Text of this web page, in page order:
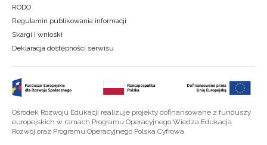
RODO
Regulamin publikowania informacji
Skargi i wnioski
Deklaracja dostępności serwisu
Ośrodek Rozwoju Edukacji realizuje projekty dofinansowane z funduszy
europejskich w ramach Programu Operacyjnego Wiedza Edukacja
Rozwój oraz Programu Operacyjnego Polska Cyfrowa